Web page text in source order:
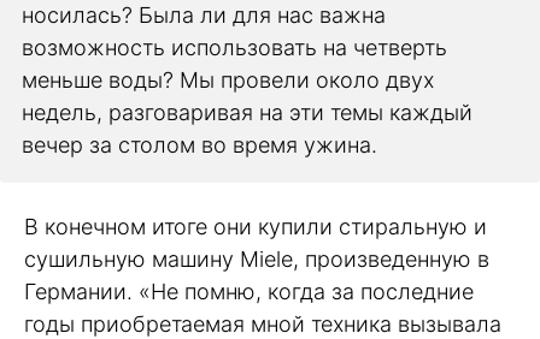
носилась? Была ли для нас важна
возможность использовать на четверть
меньше воды? Мы провели около двух
недель, разговаривая на эти темы каждый
вечер за столом во время ужина.
В конечном итоге они купили стиральную и
сушильную машину Miele, произведенную в
Германии. «Не помню, когда за последние
годы приобретаемая мной техника вызывала